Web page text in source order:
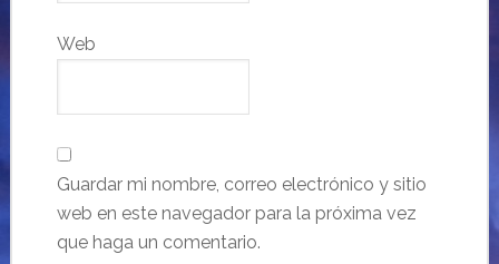
Web
Guardar mi nombre, correo electrónico y sitio
web en este navegador para la próxima vez
que haga un comentario.